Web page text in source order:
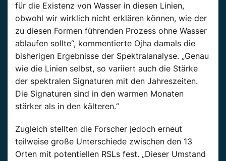
für die Existenz von Wasser in diesen Linien,
obwohl wir wirklich nicht erklären können, wie der
zu diesen Formen führenden Prozess ohne Wasser
ablaufen sollte“, kommentierte Ojha damals die
bisherigen Ergebnisse der Spektralanalyse. „Genau
wie die Linien selbst, so variiert auch die Stärke
der spektralen Signaturen mit den Jahreszeiten.
Die Signaturen sind in den warmen Monaten
stärker als in den kälteren.“
Zugleich stellten die Forscher jedoch erneut
teilweise große Unterschiede zwischen den 13
Orten mit potentiellen RSLs fest. „Dieser Umstand